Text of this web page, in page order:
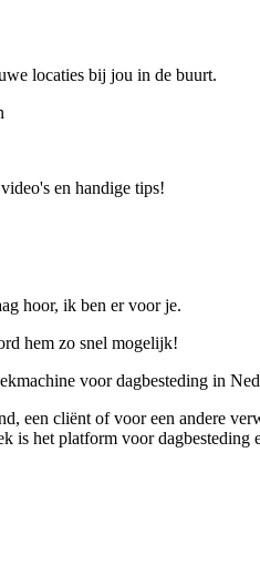
locaties bij jou in de buurt.
en handige tips!
hoor, ik ben er voor je.
hem zo snel mogelijk!
voor dagbesteding in
een cliënt of voor een andere
is het platform voor dagbesteding